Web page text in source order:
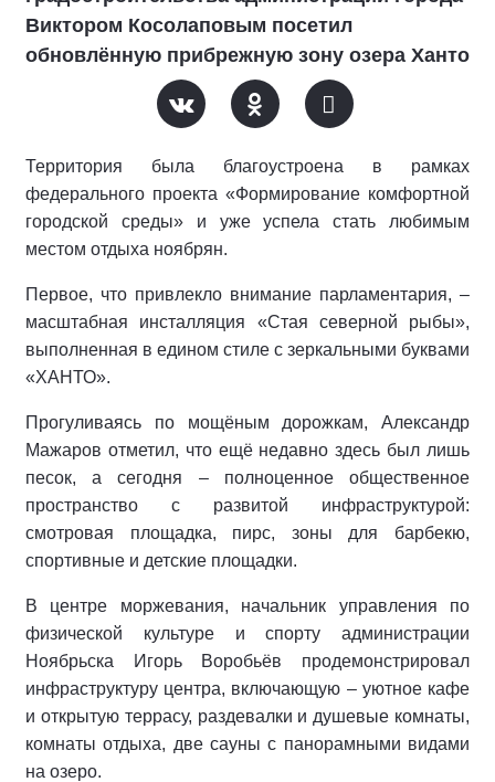
Виктором Косолаповым посетил
обновлённую прибрежную зону озера Ханто
Территория была благоустроена в рамках
федерального проекта «Формирование комфортной
городской среды» и уже успела стать любимым
местом отдыха ноябрян.
Первое, что привлекло внимание парламентария, –
масштабная инсталляция «Стая северной рыбы»,
выполненная в едином стиле с зеркальными буквами
«ХАНТО».
Прогуливаясь по мощёным дорожкам, Александр
Мажаров отметил, что ещё недавно здесь был лишь
песок, а сегодня – полноценное общественное
пространство с развитой инфраструктурой:
смотровая площадка, пирс, зоны для барбекю,
спортивные и детские площадки.
В центре моржевания, начальник управления по
физической культуре и спорту администрации
Ноябрьска Игорь Воробьёв продемонстрировал
инфраструктуру центра, включающую – уютное кафе
и открытую террасу, раздевалки и душевые комнаты,
комнаты отдыха, две сауны с панорамными видами
на озеро.